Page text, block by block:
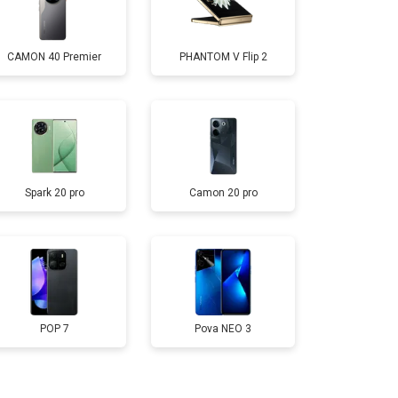
2700 ₽ Заказать
950 ₽ Заказать
1750 ₽ Заказать
3200 ₽ Заказать
1400 ₽ Заказать
CAMON 40 Premier PHANTOM V Flip 2
Spark 20 pro Camon 20 pro
POP 7 Pova NEO 3